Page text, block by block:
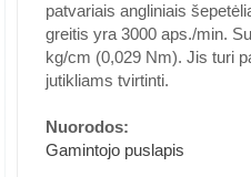
patvariais angliniais
greitis yra 3000 aps./min.
kg/cm (0,029 Nm). Jis turi
jutikliams tvirtinti.
Nuorodos:
Gamintojo puslapis